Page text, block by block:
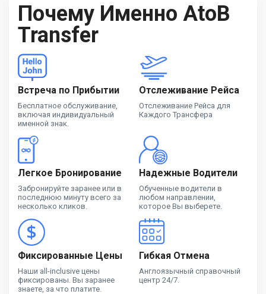
Почему Именно AtoB
Transfer
Встреча по Прибытии
Бесплатное обслуживание,
включая индивидуальный
именной знак.
Отслеживание Рейса
Отслеживание Рейса для
Каждого Трансфера
Легкое Бронирование
Забронируйте заранее или в
последнюю минуту всего за
несколько кликов.
Надежные Водители
Обученные водители в
любом направлении,
которое Вы выберете.
Фиксированные Цены
Наши all-inclusive цены
фиксированы. Вы заранее
знаете, за что платите.
Гибкая Отмена
Англоязычный справочный
центр 24/7.